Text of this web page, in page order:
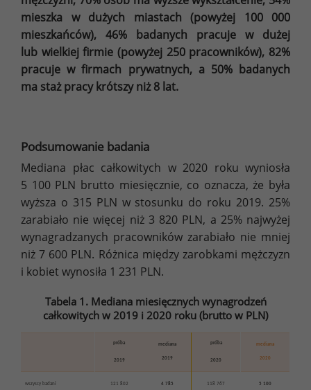
mieszka w dużych miastach (powyżej 100 000
mieszkańców), 46% badanych pracuje w dużej
lub wielkiej firmie (powyżej 250 pracowników), 82%
pracuje w firmach prywatnych, a 50% badanych
ma staż pracy krótszy niż 8 lat.
Podsumowanie badania
Mediana płac całkowitych w 2020 roku wyniosła
5 100 PLN brutto miesięcznie, co oznacza, że była
wyższa o 315 PLN w stosunku do roku 2019. 25%
zarabiało nie więcej niż 3 820 PLN, a 25% najwyżej
wynagradzanych pracowników zarabiało nie mniej
niż 7 600 PLN. Różnica między zarobkami mężczyzn
i kobiet wynosiła 1 231 PLN.
Tabela 1. Mediana miesięcznych wynagrodzeń
całkowitych w 2019 i 2020 roku (brutto w PLN)
próba
2019
mediana
2019
próba
2020
mediana
2020
wszyscy badani 121 802 4 785 118 767 5 100